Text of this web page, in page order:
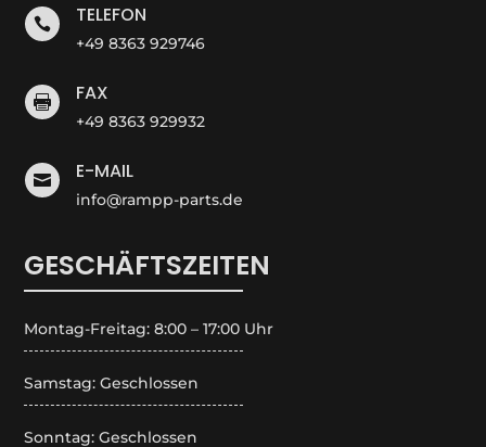
 TELEFON
+49 8363 929746
 FAX
+49 8363 929932
 E-MAIL
info@rampp-parts.de
GESCHÄFTSZEITEN
Montag-Freitag: 8:00 – 17:00 Uhr
Samstag: Geschlossen
Sonntag: Geschlossen